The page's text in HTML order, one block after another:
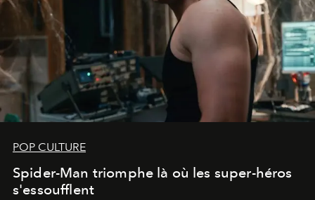
POP CULTURE
Spider-Man triomphe là où les super-héros
s'essoufflent